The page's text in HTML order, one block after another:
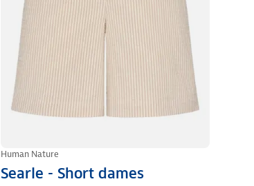
Human Nature
Searle - Short dames